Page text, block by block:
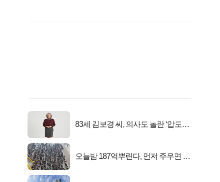
83세 김보경 씨, 의사도 놀란 ‘압도적
오늘밤 187억뿌린다, 먼저 주우면 최